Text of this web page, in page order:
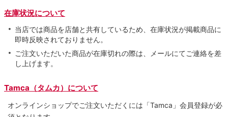
在庫状況について
当店では商品を店舗と共有しているため、在庫状況が掲載商品に
即時反映されておりません。
ご注文いただいた商品が在庫切れの際は、メールにてご連絡を差
し上げます。
Tamca（タムカ）について
オンラインショップでご注⽂いただくには「Tamca」会員登録が必